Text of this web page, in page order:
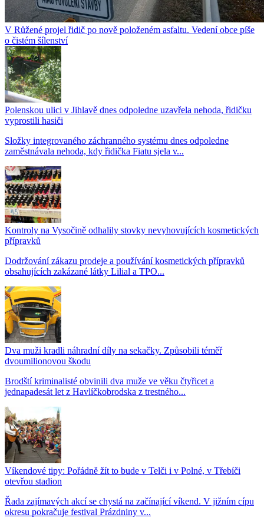
V Růžené projel řidič po nově položeném asfaltu. Vedení obce píše
o čistém šílenství
Polenskou ulici v Jihlavě dnes odpoledne uzavřela nehoda, řidičku
vyprostili hasiči
Složky integrovaného záchranného systému dnes odpoledne
zaměstnávala nehoda, kdy řidička Fiatu sjela v...
Kontroly na Vysočině odhalily stovky nevyhovujících kosmetických
přípravků
Dodržování zákazu prodeje a používání kosmetických přípravků
obsahujících zakázané látky Lilial a TPO...
Dva muži kradli náhradní díly na sekačky. Způsobili téměř
dvoumilionovou škodu
Brodští kriminalisté obvinili dva muže ve věku čtyřicet a
jednapadesát let z Havlíčkobrodska z trestného...
Víkendové tipy: Pořádně žít to bude v Telči i v Polné, v Třebíči
otevřou stadion
Řada zajímavých akcí se chystá na začínající víkend. V jižním cípu
okresu pokračuje festival Prázdniny v...